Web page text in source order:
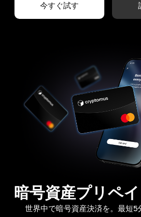
今すぐ試す
暗号資産プリペ
世界中で暗号資産決済を。最短5